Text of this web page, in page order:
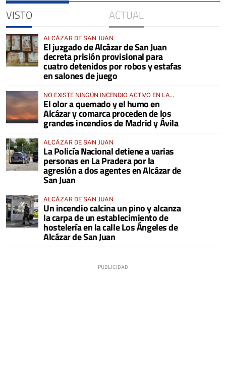
VISTO ACTUAL
ALCÁZAR DE SAN JUAN
El juzgado de Alcázar de San Juan
decreta prisión provisional para
cuatro detenidos por robos y estafas
en salones de juego
NO EXISTE NINGÚN INCENDIO ACTIVO EN LA
COMARCA
El olor a quemado y el humo en
Alcázar y comarca proceden de los
grandes incendios de Madrid y Ávila
ALCÁZAR DE SAN JUAN
La Policía Nacional detiene a varias
personas en La Pradera por la
agresión a dos agentes en Alcázar de
San Juan
ALCÁZAR DE SAN JUAN
Un incendio calcina un pino y alcanza
la carpa de un establecimiento de
hostelería en la calle Los Ángeles de
Alcázar de San Juan